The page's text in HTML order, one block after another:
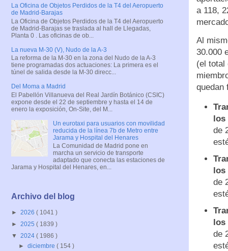
a 118,
Al
30.000
(el total
quedan
los
de
los
de
los
de
La Oficina de Objetos Perdidos de la T4 del Aeropuerto
de Madrid-Barajas
La Oficina de Objetos Perdidos de la T4 del Aeropuerto
de Madrid-Barajas se traslada al hall de Llegadas,
Planta 0 . Las oficinas de ob...
La nueva M-30 (V), Nudo de la A-3
La reforma de la M-30 en la zona del Nudo de la A-3
tiene programadas dos actuaciones: La primera es el
túnel de salida desde la M-30 direcc...
Del Moma a Madrid
El Pabellón Villanueva del Real Jardín Botánico (CSIC)
expone desde el 22 de septiembre y hasta el 14 de
enero la exposición, On-Site, del M...
Un eurotaxi para usuarios con movilidad
reducida de la línea 7b de Metro entre
Jarama y Hospital del Henares
La Comunidad de Madrid pone en
marcha un servicio de transporte
adaptado que conecta las estaciones de
Jarama y Hospital del Henares, en...
Archivo del blog
► 2026 ( 1041 )
► 2025 ( 1839 )
▼ 2024 ( 1986 )
►diciembre( 154 )